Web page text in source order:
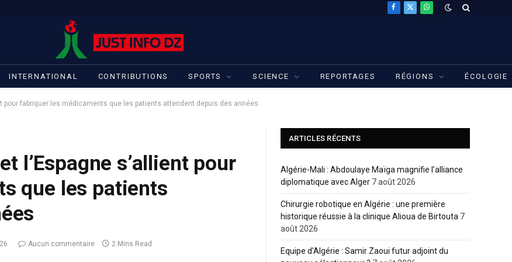
Facebook
X
WhatsApp
INTERNATIONAL CONTRIBUTIONS SPORTS SCIENCE REPORTAGES RÉGIONS ÉCOLOGIE
pour fabriquer les médicaments que les patients attendent depuis des années
l’Espagne s’allient pour
que les patients
Aucun commentaire 2 Mins Read
ARTICLES RÉCENTS
Algérie-Mali : Abdoulaye Maïga magnifie l’alliance
diplomatique avec Alger 7 août 2026
Chirurgie robotique en Algérie : une première
historique réussie à la clinique Alioua de Birtouta 7
août 2026
Equipe d’Algérie : Samir Zaoui futur adjoint du